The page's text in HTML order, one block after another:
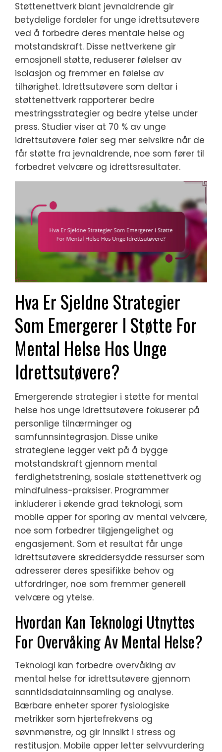
Støttenettverk blant jevnaldrende gir
betydelige fordeler for unge idrettsutøvere
ved å forbedre deres mentale helse og
motstandskraft. Disse nettverkene gir
emosjonell støtte, reduserer følelser av
isolasjon og fremmer en følelse av
tilhørighet. Idrettsutøvere som deltar i
støttenettverk rapporterer bedre
mestringsstrategier og bedre ytelse under
press. Studier viser at 70 % av unge
idrettsutøvere føler seg mer selvsikre når de
får støtte fra jevnaldrende, noe som fører til
forbedret velvære og idrettsresultater.
Hva Er Sjeldne Strategier
Som Emergerer I Støtte For
Mental Helse Hos Unge
Idrettsutøvere?
Emergerende strategier i støtte for mental
helse hos unge idrettsutøvere fokuserer på
personlige tilnærminger og
samfunnsintegrasjon. Disse unike
strategiene legger vekt på å bygge
motstandskraft gjennom mental
ferdighetstrening, sosiale støttenettverk og
mindfulness-praksiser. Programmer
inkluderer i økende grad teknologi, som
mobile apper for sporing av mental velvære,
noe som forbedrer tilgjengelighet og
engasjement. Som et resultat får unge
idrettsutøvere skreddersydde ressurser som
adresserer deres spesifikke behov og
utfordringer, noe som fremmer generell
velvære og ytelse.
Hvordan Kan Teknologi Utnyttes
For Overvåking Av Mental Helse?
Teknologi kan forbedre overvåking av
mental helse for idrettsutøvere gjennom
sanntidsdatainnsamling og analyse.
Bærbare enheter sporer fysiologiske
metrikker som hjertefrekvens og
søvnmønstre, og gir innsikt i stress og
restitusjon. Mobile apper letter selvvurdering